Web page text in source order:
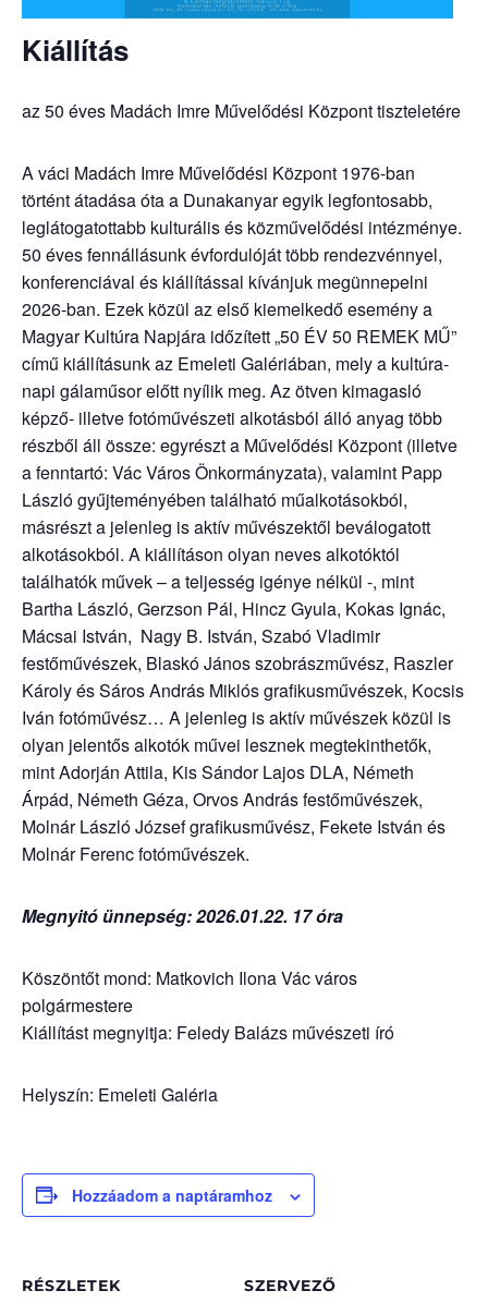
Kiállítás
az 50 éves Madách Imre Művelődési Központ tiszteletére
A váci Madách Imre Művelődési Központ 1976-ban
történt átadása óta a Dunakanyar egyik legfontosabb,
leglátogatottabb kulturális és közművelődési intézménye.
50 éves fennállásunk évfordulóját több rendezvénnyel,
konferenciával és kiállítással kívánjuk megünnepelni
2026-ban. Ezek közül az első kiemelkedő esemény a
Magyar Kultúra Napjára időzített „50 ÉV 50 REMEK MŰ”
című kiállításunk az Emeleti Galériában, mely a kultúra-
napi gálaműsor előtt nyílik meg. Az ötven kimagasló
képző- illetve fotóművészeti alkotásból álló anyag több
részből áll össze: egyrészt a Művelődési Központ (illetve
a fenntartó: Vác Város Önkormányzata), valamint Papp
László gyűjteményében található műalkotásokból,
másrészt a jelenleg is aktív művészektől beválogatott
alkotásokból. A kiállításon olyan neves alkotóktól
találhatók művek – a teljesség igénye nélkül -, mint
Bartha László, Gerzson Pál, Hincz Gyula, Kokas Ignác,
Mácsai István, Nagy B. István, Szabó Vladimir
festőművészek, Blaskó János szobrászművész, Raszler
Károly és Sáros András Miklós grafikusművészek, Kocsis
Iván fotóművész… A jelenleg is aktív művészek közül is
olyan jelentős alkotók művei lesznek megtekinthetők,
mint Adorján Attila, Kis Sándor Lajos DLA, Németh
Árpád, Németh Géza, Orvos András festőművészek,
Molnár László József grafikusművész, Fekete István és
Molnár Ferenc fotóművészek.
Megnyitó ünnepség: 2026.01.22. 17 óra
Köszöntőt mond: Matkovich Ilona Vác város
polgármestere
Kiállítást megnyitja: Feledy Balázs művészeti író
Helyszín: Emeleti Galéria
Hozzáadom a naptáramhoz
RÉSZLETEK SZERVEZŐ